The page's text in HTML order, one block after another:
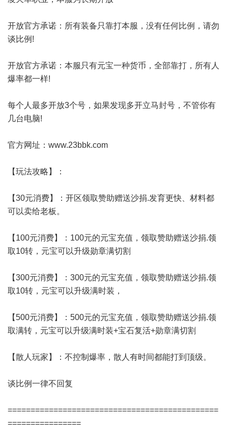
开放官方承诺：所有装备只靠打本服，没有任何比例，请勿
谈比例!
开放官方承诺：本服只有元宝一种货币，全部靠打，所有人
爆率都一样!
每个人最多开放3个号，如果发现多开立马封号，不管你有
几台电脑!
官方网址： www.23bbk.com
【玩法攻略】：
【30元消费】：开区领取赞助赠送沙捐.发育更快、材料都
可以卖给老板。
【100元消费】：100元的元宝充值，领取赞助赠送沙捐.领
取10转，元宝可以升级勋章满切割
【300元消费】：300元的元宝充值，领取赞助赠送沙捐.领
取10转，元宝可以升级满时装，
【500元消费】：500元的元宝充值，领取赞助赠送沙捐.领
取满转，元宝可以升级满时装+宝石复活+勋章满切割
【散人玩家】：不控制爆率，散人有时间都能打到顶级。
谈比例一律不回复
==============================================
================